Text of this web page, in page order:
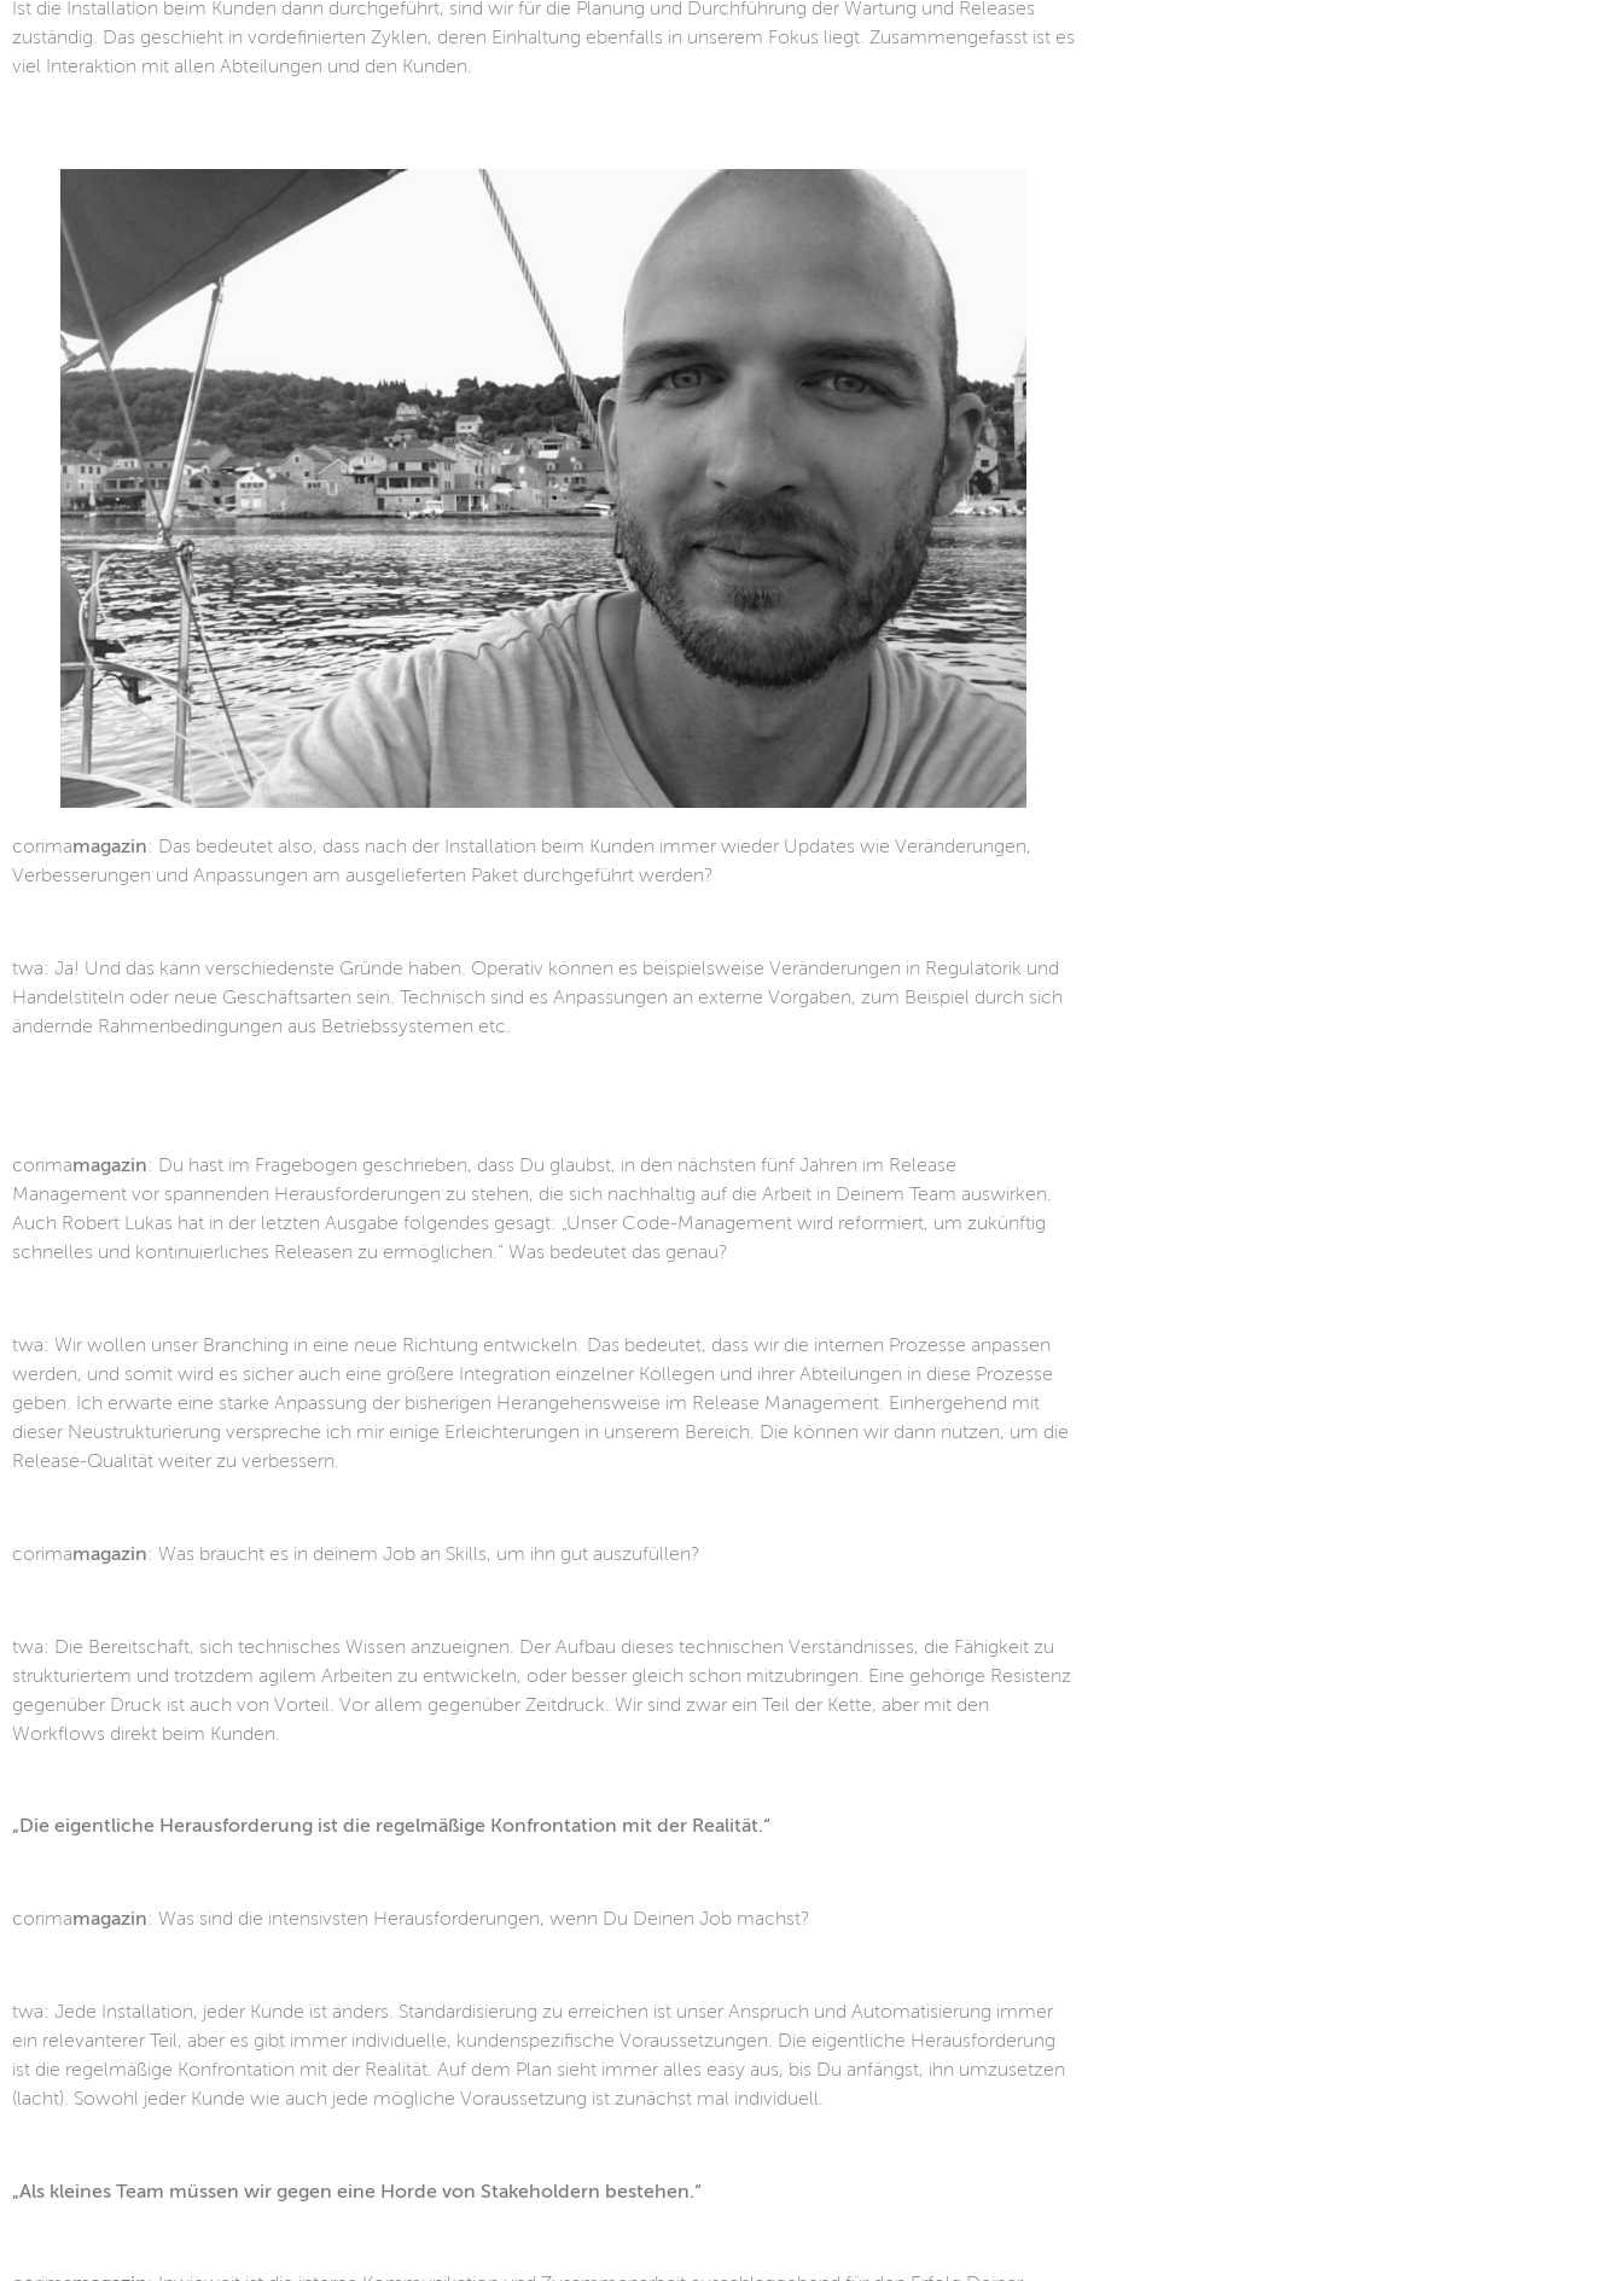
Ist die Installation beim Kunden dann durchgeführt, sind wir für die Planung und Durchführung der Wartung und Releases
zuständig. Das geschieht in vordefinierten Zyklen, deren Einhaltung ebenfalls in unserem Fokus liegt. Zusammengefasst ist es
viel Interaktion mit allen Abteilungen und den Kunden.
corimamagazin: Das bedeutet also, dass nach der Installation beim Kunden immer wieder Updates wie Veränderungen,
Verbesserungen und Anpassungen am ausgelieferten Paket durchgeführt werden?
twa: Ja! Und das kann verschiedenste Gründe haben. Operativ können es beispielsweise Veränderungen in Regulatorik und
Handelstiteln oder neue Geschäftsarten sein. Technisch sind es Anpassungen an externe Vorgaben, zum Beispiel durch sich
ändernde Rahmenbedingungen aus Betriebssystemen etc.
corimamagazin: Du hast im Fragebogen geschrieben, dass Du glaubst, in den nächsten fünf Jahren im Release
Management vor spannenden Herausforderungen zu stehen, die sich nachhaltig auf die Arbeit in Deinem Team auswirken.
Auch Robert Lukas hat in der letzten Ausgabe folgendes gesagt: „Unser Code-Management wird reformiert, um zukünftig
schnelles und kontinuierliches Releasen zu ermöglichen.“ Was bedeutet das genau?
twa: Wir wollen unser Branching in eine neue Richtung entwickeln. Das bedeutet, dass wir die internen Prozesse anpassen
werden, und somit wird es sicher auch eine größere Integration einzelner Kollegen und ihrer Abteilungen in diese Prozesse
geben. Ich erwarte eine starke Anpassung der bisherigen Herangehensweise im Release Management. Einhergehend mit
dieser Neustrukturierung verspreche ich mir einige Erleichterungen in unserem Bereich. Die können wir dann nutzen, um die
Release-Qualität weiter zu verbessern.
corimamagazin: Was braucht es in deinem Job an Skills, um ihn gut auszufüllen?
twa: Die Bereitschaft, sich technisches Wissen anzueignen. Der Aufbau dieses technischen Verständnisses, die Fähigkeit zu
strukturiertem und trotzdem agilem Arbeiten zu entwickeln, oder besser gleich schon mitzubringen. Eine gehörige Resistenz
gegenüber Druck ist auch von Vorteil. Vor allem gegenüber Zeitdruck. Wir sind zwar ein Teil der Kette, aber mit den
Workflows direkt beim Kunden.
„Die eigentliche Herausforderung ist die regelmäßige Konfrontation mit der Realität.“
corimamagazin: Was sind die intensivsten Herausforderungen, wenn Du Deinen Job machst?
twa: Jede Installation, jeder Kunde ist anders. Standardisierung zu erreichen ist unser Anspruch und Automatisierung immer
ein relevanterer Teil, aber es gibt immer individuelle, kundenspezifische Voraussetzungen. Die eigentliche Herausforderung
ist die regelmäßige Konfrontation mit der Realität. Auf dem Plan sieht immer alles easy aus, bis Du anfängst, ihn umzusetzen
(lacht). Sowohl jeder Kunde wie auch jede mögliche Voraussetzung ist zunächst mal individuell.
„Als kleines Team müssen wir gegen eine Horde von Stakeholdern bestehen.“